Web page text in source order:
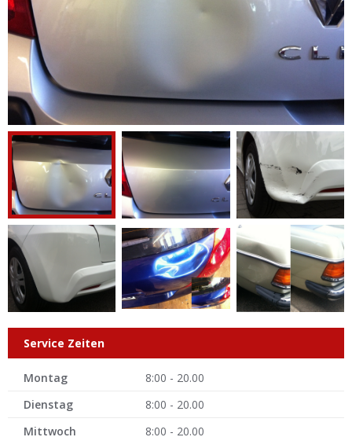
Service Zeiten
Montag
8:00 - 20.00
Dienstag
8:00 - 20.00
Mittwoch
8:00 - 20.00